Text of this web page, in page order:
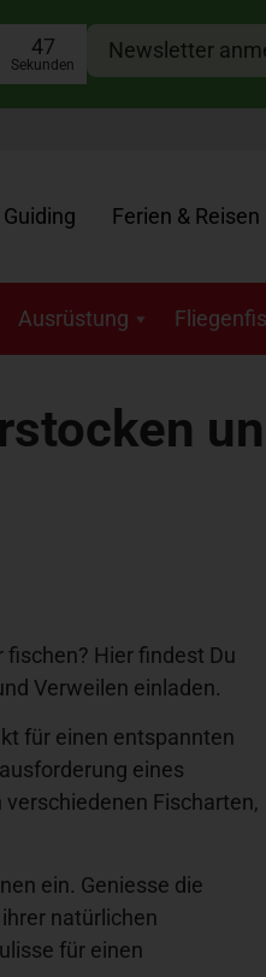
46
Sekunden
Newsletter
Ferien & Reisen
Ausrüstung
Hier findest Du
Verweilen einladen.
für einen entspannten
eines
Fischarten,
ein. Geniesse die
natürlichen
für einen